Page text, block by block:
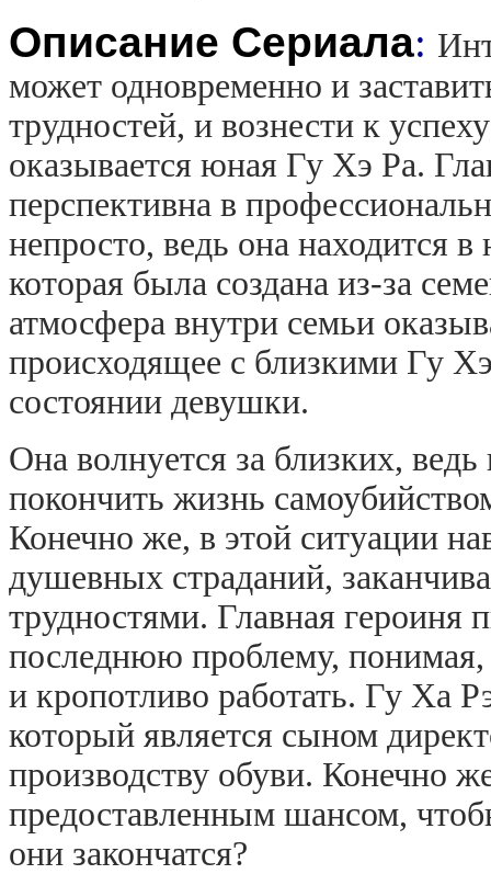
Описание Сериала:
может одновременно и
трудностей, и вознести к
оказывается юная Гу Хэ Ра.
перспективна в
непросто, ведь она находится
которая была создана из-за
атмосфера внутри семьи
происходящее с близкими Гу
состоянии девушки.
Она волнуется за близких,
покончить жизнь
Конечно же, в этой ситуации
душевных страданий,
трудностями. Главная героиня
последнюю проблему, понимая,
и кропотливо работать. Гу Ха
который является сыном
производству обуви. Конечно
предоставленным шансом,
они закончатся?